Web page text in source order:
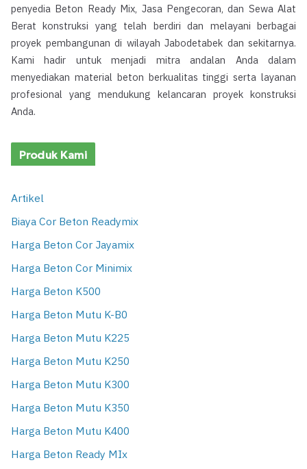
penyedia Beton Ready Mix, Jasa Pengecoran, dan Sewa Alat
Berat konstruksi yang telah berdiri dan melayani berbagai
proyek pembangunan di wilayah Jabodetabek dan sekitarnya.
Kami hadir untuk menjadi mitra andalan Anda dalam
menyediakan material beton berkualitas tinggi serta layanan
profesional yang mendukung kelancaran proyek konstruksi
Anda.
Produk Kami
Artikel
Biaya Cor Beton Readymix
Harga Beton Cor Jayamix
Harga Beton Cor Minimix
Harga Beton K500
Harga Beton Mutu K-B0
Harga Beton Mutu K225
Harga Beton Mutu K250
Harga Beton Mutu K300
Harga Beton Mutu K350
Harga Beton Mutu K400
Harga Beton Ready MIx